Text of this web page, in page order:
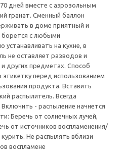
дней вместе с аэрозольным
гранат. Сменный баллон
в доме приятный и
борется с любыми
на кухне, в
не оставляет разводов и
и других предметах. Способ
перед использованием
продукта. Вставить
распылитель. Всегда
- распыление начнется
Беречь от солнечных лучей,
от источников воспламенения/
Не распылять вблизи
воспламене